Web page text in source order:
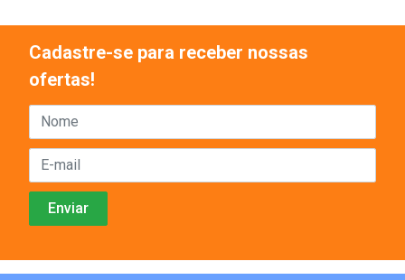
Cadastre-se para receber nossas
ofertas!